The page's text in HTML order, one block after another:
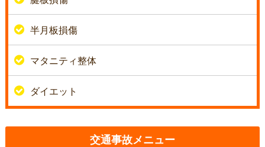
半月板損傷
マタニティ整体
ダイエット
交通事故メニュー